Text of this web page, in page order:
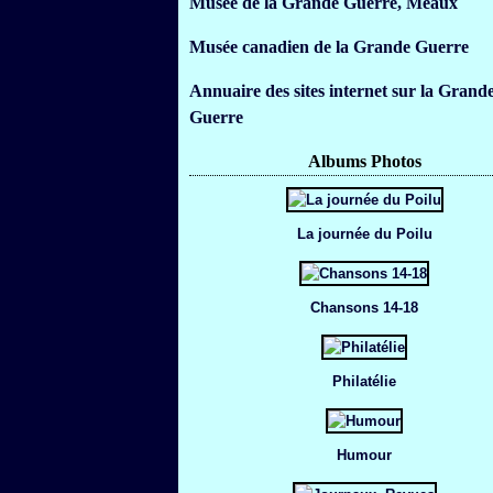
Musée canadien de la Grande Guerre
Annuaire des sites internet sur la
Guerre
Albums Photos
La journée du Poilu
Chansons 14-18
Philatélie
Humour